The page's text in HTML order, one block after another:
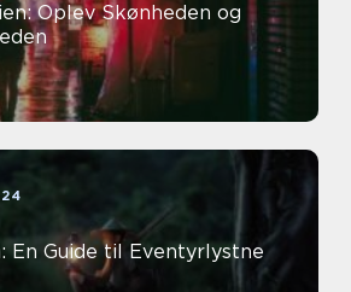
Oplev Skønheden og
En Guide til Eventyrlystne